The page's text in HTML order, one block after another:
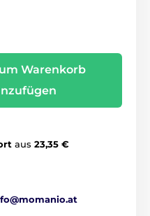
Warenkorb
aus 23,35 €